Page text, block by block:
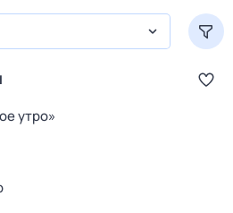
утро»